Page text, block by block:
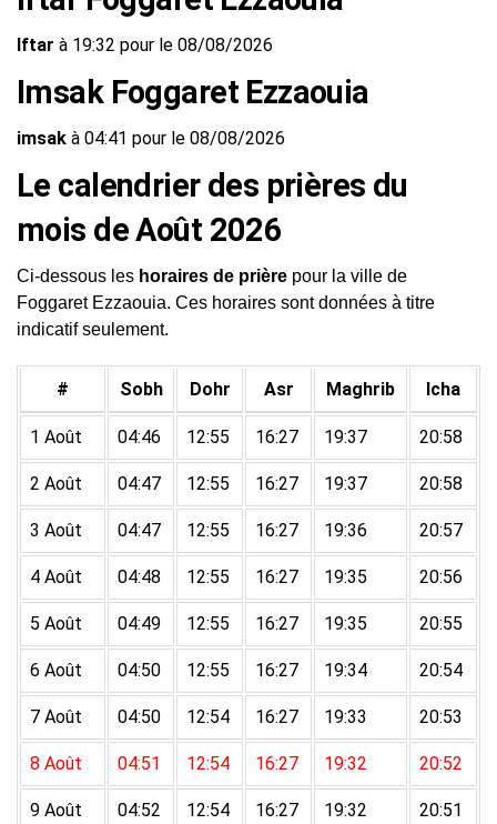
Iftar à 19:32 pour le 08/08/2026
Imsak Foggaret Ezzaouia
imsak à 04:41 pour le 08/08/2026
Le calendrier des prières du
mois de Août 2026
Ci-dessous les horaires de prière pour la ville de
Foggaret Ezzaouia. Ces horaires sont données à titre
indicatif seulement.
# Sobh Dohr Asr Maghrib Icha
1 Août 04:46 12:55 16:27 19:37 20:58
2 Août 04:47 12:55 16:27 19:37 20:58
3 Août 04:47 12:55 16:27 19:36 20:57
4 Août 04:48 12:55 16:27 19:35 20:56
5 Août 04:49 12:55 16:27 19:35 20:55
6 Août 04:50 12:55 16:27 19:34 20:54
7 Août 04:50 12:54 16:27 19:33 20:53
8 Août 04:51 12:54 16:27 19:32 20:52
9 Août 04:52 12:54 16:27 19:32 20:51